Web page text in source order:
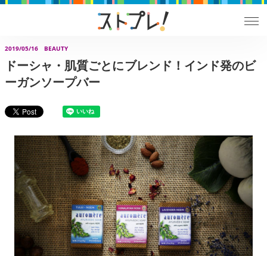
2019/05/16 BEAUTY
ドーシャ・肌質ごとにブレンド！インド発のビ
ーガンソープバー